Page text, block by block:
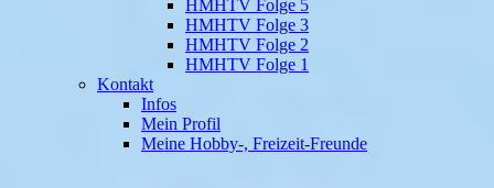
HMHTV Folge 5
HMHTV Folge 3
HMHTV Folge 2
HMHTV Folge 1
Kontakt
Infos
Mein Profil
Meine Hobby-, Freizeit-Freunde